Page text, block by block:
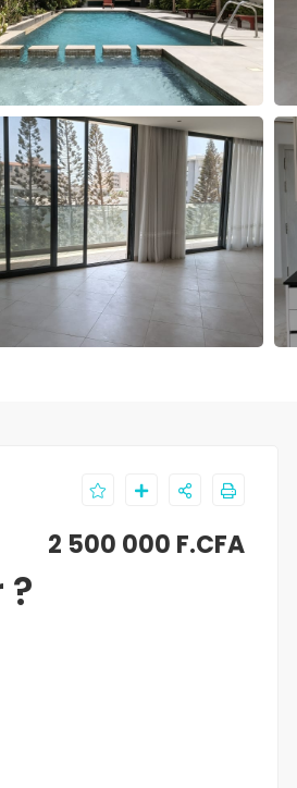
2 500 000 F.CFA